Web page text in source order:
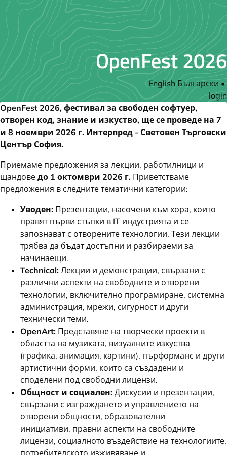
OpenFest 2026
English Български•
login
OpenFest 2026, фестивал за свободен софтуер,
отворен код, знание и изкуство, ще се проведе на 7
и 8 ноември 2026 г. Интерпред - Световен Търговски
Център София.
Приемаме предложения за лекции, работилници и
щандове до 1 октомври 2026 г. Приветстваме
предложения в следните тематични категории:
Уводен: Презентации, насочени към хора, които
правят първи стъпки в IT индустрията и се
запознават с отворените технологии. Тези лекции
трябва да бъдат достъпни и разбираеми за
начинаещи.
Technical: Лекции и демонстрации, свързани с
различни аспекти на свободните и отворени
технологии, включително програмиране, системна
администрация, мрежи, сигурност и други
технически теми.
OpenArt: Представяне на творчески проекти в
областта на музиката, визуалните изкуства
(графика, анимация, картини), пърформанс и други
артистични форми, които са създадени и
споделени под свободни лицензи.
Общност и социален: Дискусии и презентации,
свързани с изграждането и управлението на
отворени общности, образователни
инициативи, правни аспекти на свободните
лицензи, социалното въздействие на технологиите,
потребителското изживяване и